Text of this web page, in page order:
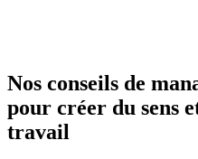
Nos conseils de
pour créer du sens
travail